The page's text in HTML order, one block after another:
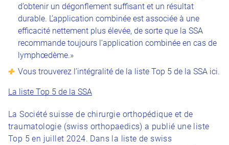
d’obtenir un dégonflement suffisant et un résultat
durable. L’application combinée est associée à une
efficacité nettement plus élevée, de sorte que la SSA
recommande toujours l’application combinée en cas de
lymphœdème.»
Vous trouverez l’intégralité de la liste Top 5 de la SSA ici.
La liste Top 5 de la SSA
La Société suisse de chirurgie orthopédique et de
traumatologie (swiss orthopaedics) a publié une liste
Top 5 en juillet 2024. Dans la liste de swiss